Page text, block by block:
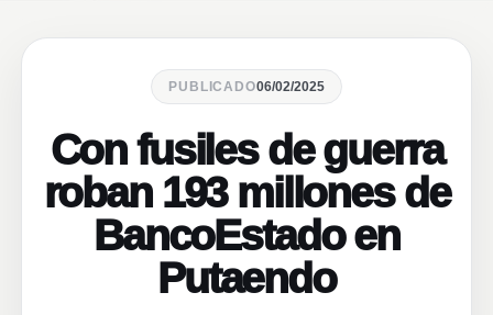
PUBLICADO06/02/2025
Con fusiles de guerra
roban 193 millones de
BancoEstado en
Putaendo